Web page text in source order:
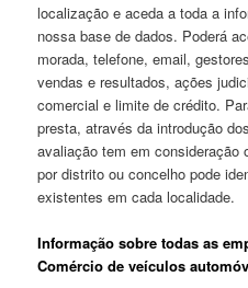
localização e aceda a toda a
nossa base de dados. Poderá
morada, telefone, email,
vendas e resultados, ações
comercial e limite de crédito.
presta, através da introdução
avaliação tem em
por distrito ou concelho pode
existentes em cada localidade.
Informação sobre todas as
Comércio de veículos